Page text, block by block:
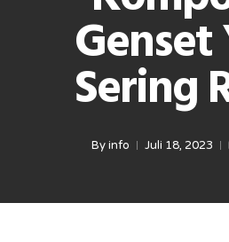
Genset
Sering
Byinfo Juli 18, 2023